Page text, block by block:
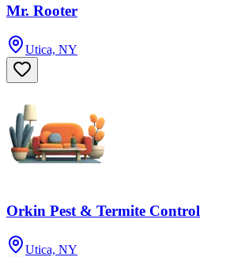
Mr. Rooter
Utica, NY
Orkin Pest & Termite Control
Utica, NY